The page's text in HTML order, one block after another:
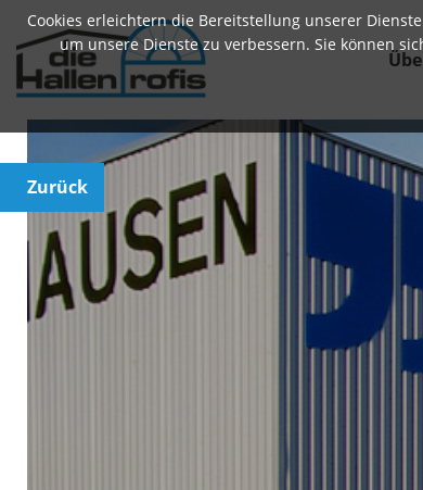
Cookies erleichtern die Bereitstellung unserer
um unsere Dienste zu verbessern. Sie können
Zurück